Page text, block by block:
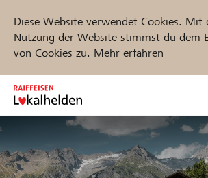
Diese Website verwendet Cookies. Mit
Nutzung der Website stimmst du dem
von Cookies zu. Mehr erfahren
Zum
Inhalt
springen
Jetzt starten